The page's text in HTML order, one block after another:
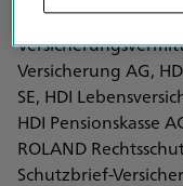
Vertreten werden
Versicherung AG,
SE, HDI
HDI Pensionskasse
ROLAND
Schutzbrief-